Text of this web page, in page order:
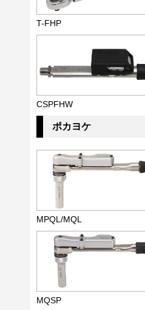
T-FHP
CSPFHW
ポカヨケ
MPQL/MQL
MQSP